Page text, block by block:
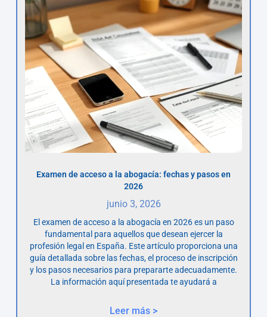
Examen de acceso a la abogacía: fechas y pasos en
2026
junio 3, 2026
El examen de acceso a la abogacía en 2026 es un paso
fundamental para aquellos que desean ejercer la
profesión legal en España. Este artículo proporciona una
guía detallada sobre las fechas, el proceso de inscripción
y los pasos necesarios para prepararte adecuadamente.
La información aquí presentada te ayudará a
Leer más >